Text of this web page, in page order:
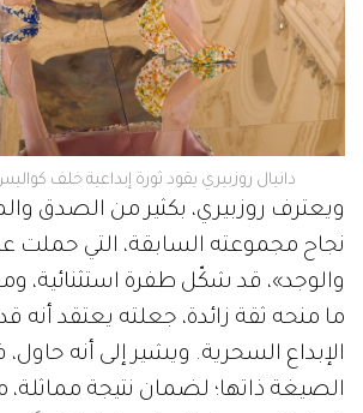
دانيال روزبيري يقود ثورة إبداعية خلف
ويعترف روزبيري، بكثير من الصدق
نجاح مجموعته السابقة، التي حملت
والوجد»، قد شكّل طفرة استثنائية،
ما منحه ثقة زائدة، جعلته يعتقد
الإبداع السحرية. ويشير إلى أنه حاول،
الصيغة ذاتها؛ لضمان نتيجة مماثلة،